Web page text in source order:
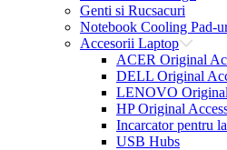
Genti si Rucsacuri
Notebook Cooling Pad-
Accesorii Laptop
ACER Original
DELL Original
LENOVO
HP Original
Incarcator pentru
USB Hubs